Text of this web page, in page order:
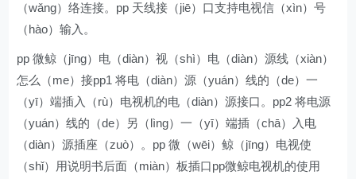
（wǎng）络连接。pp 天线接（jiē）口支持电视信（xìn）号
（hào）输入。
pp 微鲸（jīng）电（diàn）视（shì）电（diàn）源线（xiàn）
怎么（me）接pp1 将电（diàn）源（yuán）线的（de）一
（yī）端插入（rù）电视机的电（diàn）源接口。pp2 将电源
（yuán）线的（de）另（lìng）一（yī）端插（chā）入电
（diàn）源插座（zuò）。pp 微（wēi）鲸（jīng）电视使
（shǐ）用说明书后面（miàn）板插口pp微鲸电视机的使用